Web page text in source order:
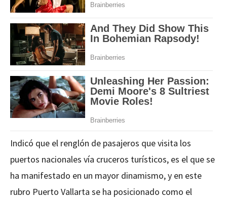
Indicó que el renglón de pasajeros que visita los
puertos nacionales vía cruceros turísticos, es el que se
ha manifestado en un mayor dinamismo, y en este
rubro Puerto Vallarta se ha posicionado como el